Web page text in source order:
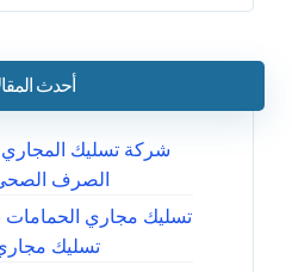
أحدث
شركة تسليك المجاري
الصرف الصحي 24
تسليك